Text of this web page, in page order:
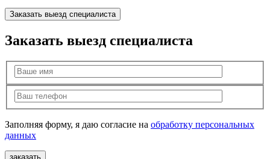
Заказать выезд специалиста
Заказать выезд специалиста
Заполняя форму, я даю согласие на обработку персональных
данных